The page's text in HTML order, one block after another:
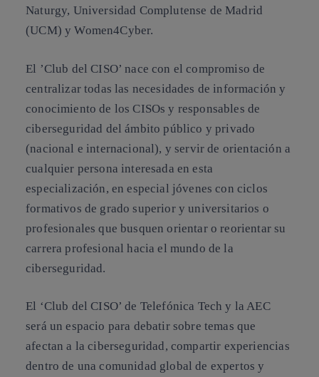
Naturgy, Universidad Complutense de Madrid
(UCM) y Women4Cyber.
El ’Club del CISO’ nace con el compromiso de
centralizar todas las necesidades de información y
conocimiento de los CISOs y responsables de
ciberseguridad del ámbito público y privado
(nacional e internacional), y servir de orientación a
cualquier persona interesada en esta
especialización, en especial jóvenes con ciclos
formativos de grado superior y universitarios o
profesionales que busquen orientar o reorientar su
carrera profesional hacia el mundo de la
ciberseguridad.
El ‘Club del CISO’ de Telefónica Tech y la AEC
será un espacio para debatir sobre temas que
afectan a la ciberseguridad, compartir experiencias
dentro de una comunidad global de expertos y